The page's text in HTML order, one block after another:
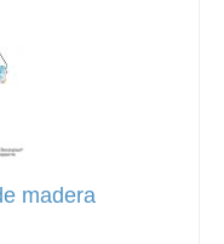
madera